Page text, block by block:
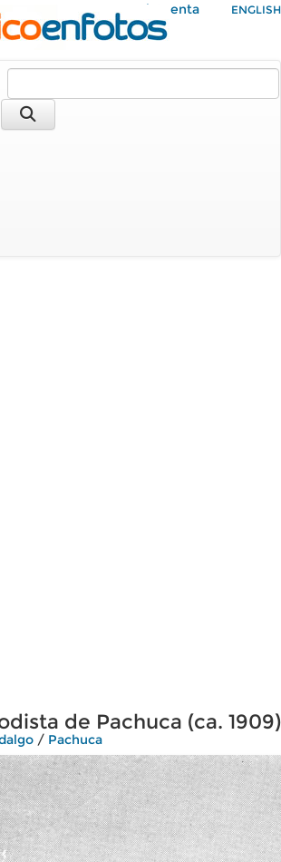
Mi Cuenta ENGLISH
de Pachuca (ca. 1909)
/ Pachuca